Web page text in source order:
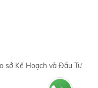
sở Kế Hoạch và Đầu Tư